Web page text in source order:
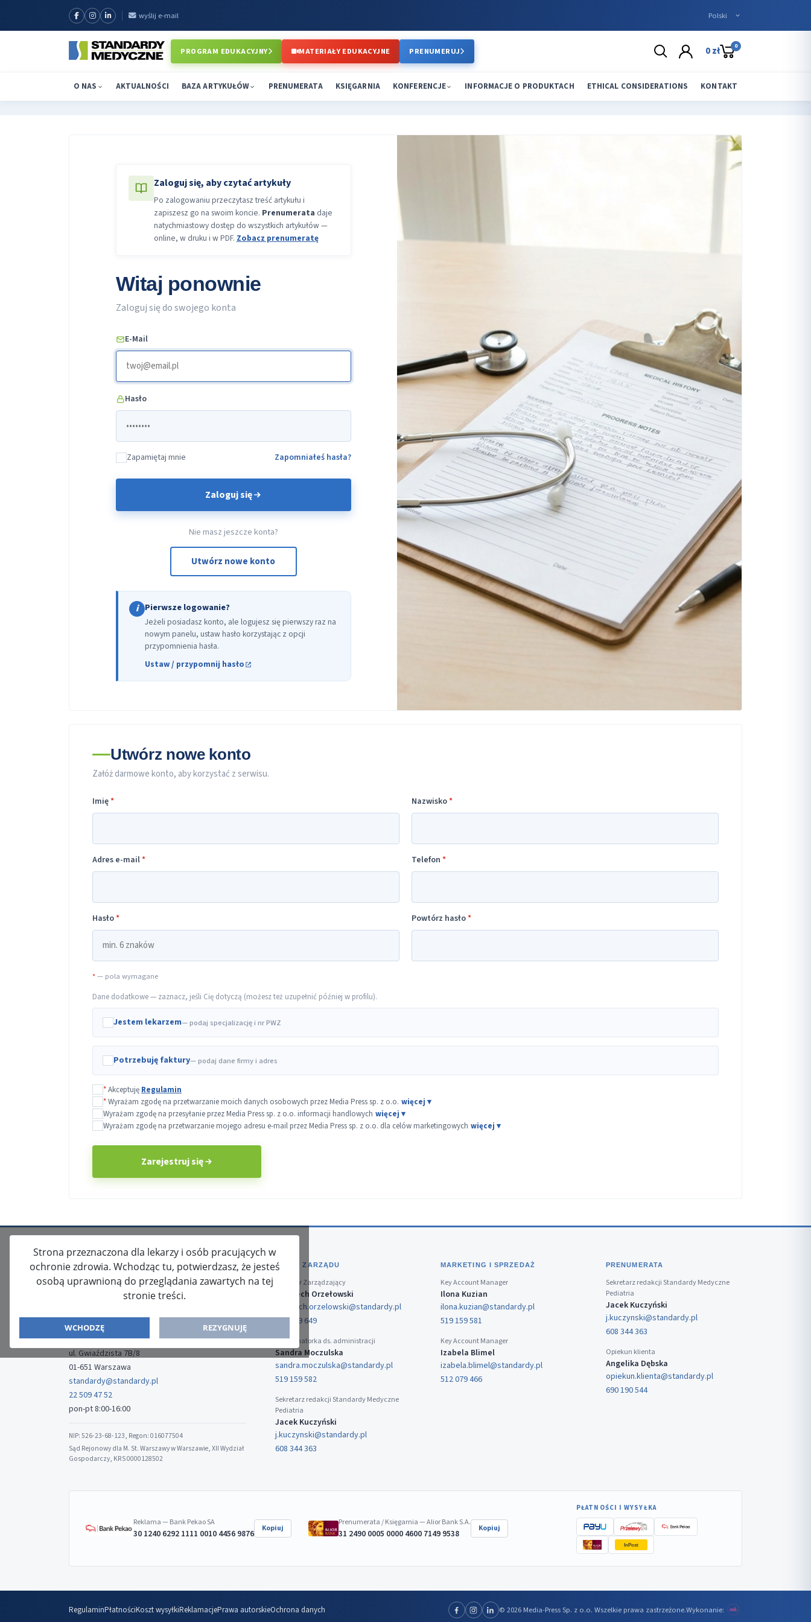
wyślij e-mail
PROGRAM EDUKACYJNY MATERIAŁY EDUKACYJNE PRENUMERUJ 0 zł 0
O NAS AKTUALNOŚCI BAZA ARTYKUŁÓW PRENUMERATA KSIĘGARNIA KONFERENCJE INFORMACJE O PRODUKTACH ETHICAL CONSIDERATIONS KONTAKT
Zaloguj się, aby czytać artykuły
Po zalogowaniu przeczytasz treść artykułu i
zapiszesz go na swoim koncie. Prenumerata daje
natychmiastowy dostęp do wszystkich artykułów —
online, w druku i w PDF. Zobacz prenumeratę
Witaj ponownie
Zaloguj się do swojego konta
E-Mail
Hasło
Zapamiętaj mnie Zapomniałeś hasła?
Zaloguj się
Nie masz jeszcze konta?
Utwórz nowe konto
i Pierwsze logowanie?
Jeżeli posiadasz konto, ale logujesz się pierwszy raz na
nowym panelu, ustaw hasło korzystając z opcji
przypomnienia hasła.
Ustaw / przypomnij hasło
Utwórz nowe konto
Załóż darmowe konto, aby korzystać z serwisu.
Imię* Nazwisko*
Adres e-mail* Telefon *
Hasło* Powtórz hasło*
*— pola wymagane
Dane dodatkowe — zaznacz, jeśli Cię dotyczą (możesz też uzupełnić później w profilu).
Jestem lekarzem— podaj specjalizację i nr PWZ
Potrzebuję faktury— podaj dane firmy i adres
*Akceptuję Regulamin
*Wyrażam zgodę na przetwarzanie moich danych osobowych przez Media Press sp. z o.o.
Wyrażam zgodę na przesyłanie przez Media Press sp. z o.o. informacji handlowych
Wyrażam zgodę na przetwarzanie mojego adresu e-mail przez Media Press sp. z o.o. dla celów marketingowych
Zarejestruj się
Strona przeznaczona dla lekarzy i osób pracujących w
ochronie zdrowia. Wchodząc tu, potwierdzasz, że jesteś
osobą uprawnioną do przeglądania zawartych na tej
stronie treści.
WCHODZĘ REZYGNUJĘ
ISSN: 2080-5438
Media-Press Sp. z o.o.
ul. Gwiaździsta 7B/8
01-651 Warszawa
standardy@standardy.pl
22 509 47 52
pon-pt 8:00-16:00
NIP: 526-23-68-123, Regon: 016077504
Sąd Rejonowy dla M. St. Warszawy w Warszawie, XII Wydział
Gospodarczy, KRS 0000128502
BIURO ZARZĄDU
Dyrektor Zarządzający
Wojciech Orzełowski
wojciech.orzelowski@standardy.pl
519 159 649
Koordynatorka ds. administracji
Sandra Moczulska
sandra.moczulska@standardy.pl
519 159 582
Sekretarz redakcji Standardy Medyczne
Pediatria
Jacek Kuczyński
j.kuczynski@standardy.pl
608 344 363
MARKETING I SPRZEDAŻ
Key Account Manager
Ilona Kuzian
ilona.kuzian@standardy.pl
519 159 581
Key Account Manager
Izabela Blimel
izabela.blimel@standardy.pl
512 079 466
PRENUMERATA
Sekretarz redakcji Standardy Medyczne
Pediatria
Jacek Kuczyński
j.kuczynski@standardy.pl
608 344 363
Opiekun klienta
Angelika Dębska
opiekun.klienta@standardy.pl
690 190 544
Reklama — Bank Pekao SA
30 1240 6292 1111 0010 4456 9876 Kopiuj
Prenumerata / Księgarnia — Alior Bank S.A.
31 2490 0005 0000 4600 7149 9538 Kopiuj
PŁATNOŚCI I WYSYŁKA
InPost
RegulaminPłatnościKoszt wysyłkiReklamacjePrawa autorskieOchrona danych © 2026 Media-Press Sp. z o.o. Wszelkie prawa zastrzeżone.Wykonanie: